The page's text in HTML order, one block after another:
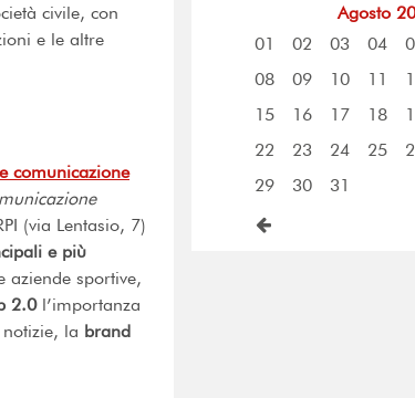
civile, con
e le altre
comunicazione
(via Lentasio, 7)
e più
aziende sportive,
2.0l’importanza
la brand
Agosto
01
02 03 04
08
09 10 11
15
16 17 18
22
23 24 25
29
30 31